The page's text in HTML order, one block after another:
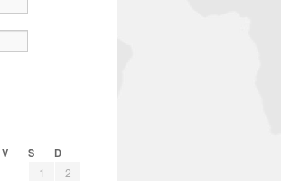
V S D
1
2